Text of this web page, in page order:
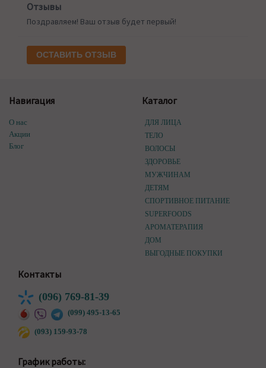
Отзывы
Поздравляем! Ваш отзыв будет первый!
ОСТАВИТЬ ОТЗЫВ
Навигация
О нас
Акции
Блог
Каталог
ДЛЯ ЛИЦА
ТЕЛО
ВОЛОСЫ
ЗДОРОВЬЕ
МУЖЧИНАМ
ДЕТЯМ
СПОРТИВНОЕ ПИТАНИЕ
SUPERFOODS
АРОМАТЕРАПИЯ
ДОМ
ВЫГОДНЫЕ ПОКУПКИ
Контакты
(096) 769-81-39
(099) 495-13-65
(093) 159-93-78
График работы: